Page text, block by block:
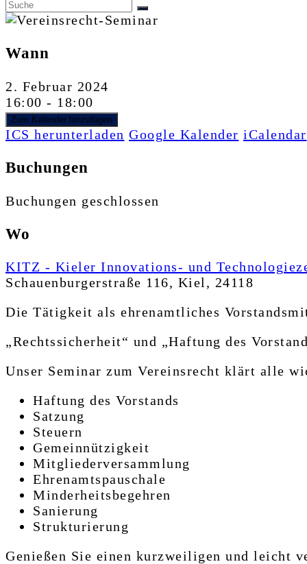
search
Wann
2. Februar 2024
16:00 - 18:00
Zum Kalender hinzufügen
ICS herunterladen Google Kalender iCalendar
Buchungen
Buchungen geschlossen
Wo
KITZ - Kieler Innovations- und
Schauenburgerstraße 116, Kiel, 24118
Die Tätigkeit als ehrenamtliches
„Rechtssicherheit“ und „Haftung des
Unser Seminar zum Vereinsrecht klärt alle
Haftung des Vorstands
Satzung
Steuern
Gemeinnützigkeit
Mitgliederversammlung
Ehrenamtspauschale
Minderheitsbegehren
Sanierung
Strukturierung
Genießen Sie einen kurzweiligen und leicht